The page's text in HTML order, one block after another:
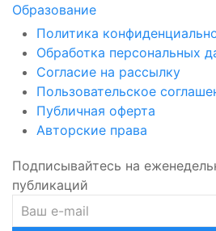
Образование
Политика
Обработка персональных
Согласие на рассылку
Пользовательское
Публичная оферта
Авторские права
Подписывайтесь на
публикаций